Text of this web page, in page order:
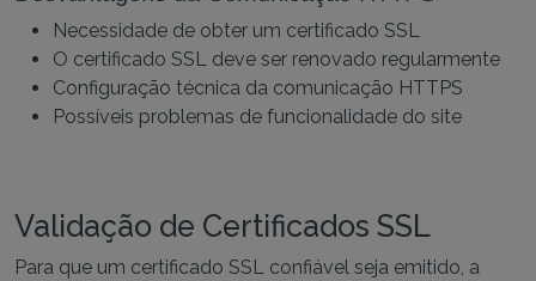
Necessidade de obter um certificado SSL
O certificado SSL deve ser renovado regularmente
Configuração técnica da comunicação HTTPS
Possíveis problemas de funcionalidade do site
Validação de Certificados SSL
Para que um certificado SSL confiável seja emitido, a